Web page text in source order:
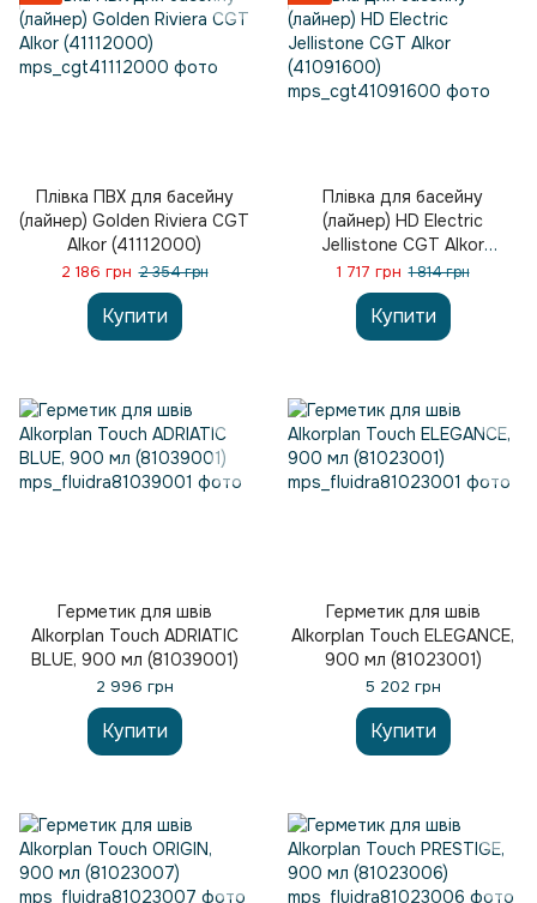
Плівка ПВХ для басейну
(лайнер) Golden Riviera CGT
Alkor (41112000)
2 186 грн 2 354 грн
Купити
Плівка для басейну
(лайнер) HD Electric
Jellistone CGT Alkor
(41091600)
1 717 грн 1 814 грн
Купити
Герметик для швів
Alkorplan Touch ADRIATIC
BLUE, 900 мл (81039001)
2 996 грн
Купити
Герметик для швів
Alkorplan Touch ELEGANCE,
900 мл (81023001)
5 202 грн
Купити